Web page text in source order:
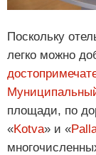
Поскольку
легко можно
площади, по
«Kotva» и «